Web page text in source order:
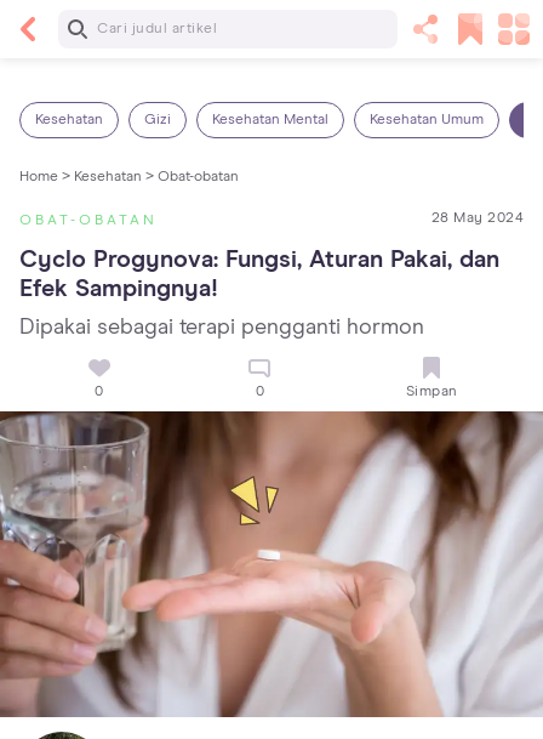
Baca Selanjutnya
Kesehatan Gizi Kesehatan Mental Kesehatan Umum
Home > Kesehatan > Obat-obatan
OBAT-OBATAN 28 May 2024
Cyclo Progynova: Fungsi, Aturan Pakai, dan
Efek Sampingnya!
Dipakai sebagai terapi pengganti hormon
0 0 Simpan